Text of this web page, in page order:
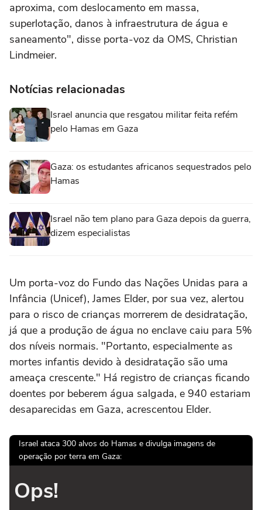
aproxima, com deslocamento em massa,
superlotação, danos à infraestrutura de água e
saneamento", disse porta-voz da OMS, Christian
Lindmeier.
Notícias relacionadas
Israel anuncia que resgatou militar feita refém
pelo Hamas em Gaza
Gaza: os estudantes africanos sequestrados pelo
Hamas
Israel não tem plano para Gaza depois da guerra,
dizem especialistas
Um porta-voz do Fundo das Nações Unidas para a
Infância (Unicef), James Elder, por sua vez, alertou
para o risco de crianças morrerem de desidratação,
já que a produção de água no enclave caiu para 5%
dos níveis normais. "Portanto, especialmente as
mortes infantis devido à desidratação são uma
ameaça crescente." Há registro de crianças ficando
doentes por beberem água salgada, e 940 estariam
desaparecidas em Gaza, acrescentou Elder.
Israel ataca 300 alvos do Hamas e divulga imagens de
operação por terra em Gaza:
Ops!